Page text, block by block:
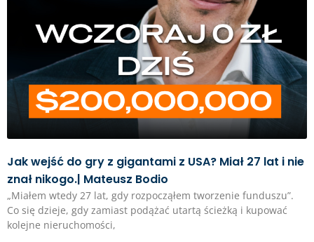
Jak wejść do gry z gigantami z USA? Miał 27 lat i nie
znał nikogo.| Mateusz Bodio
„Miałem wtedy 27 lat, gdy rozpocząłem tworzenie funduszu”.
Co się dzieje, gdy zamiast podążać utartą ścieżką i kupować
kolejne nieruchomości,